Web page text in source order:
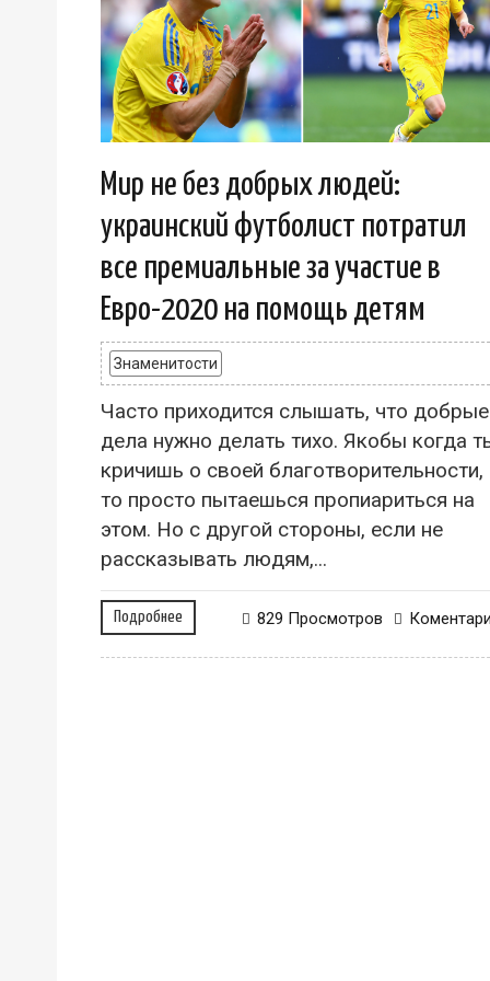
Мир не без добрых людей:
украинский футболист потратил
все премиальные за участие в
Евро-2020 на помощь детям
Знаменитости
Часто приходится слышать, что добрые
дела нужно делать тихо. Якобы когда
кричишь о своей благотворительности,
то просто пытаешься пропиариться на
этом. Но с другой стороны, если не
рассказывать людям,...
Подробнее 829 Просмотров